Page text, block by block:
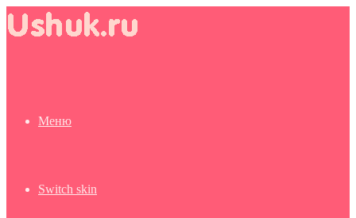
Меню
Switch skin